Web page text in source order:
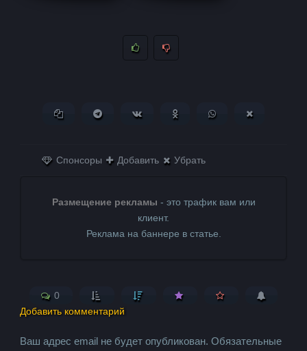
Копировать ссылкуПоделиться в Telegram
Поделиться ВКонтактеПоделиться в
Поделиться в
Спонсоры Добавить Убрать
Размещение рекламы - это трафик вам или
клиент.
Реклама на баннере в статье.
0
Добавить комментарий
Ваш адрес email не будет опубликован. Обязательные